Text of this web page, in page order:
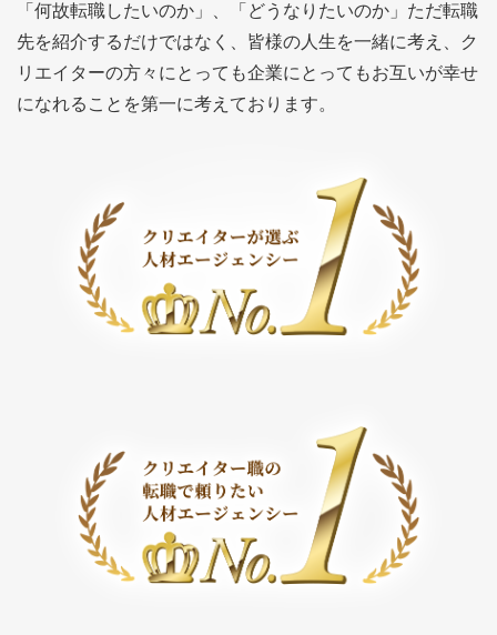
「何故転職したいのか」、「どうなりたいのか」ただ転職
先を紹介するだけではなく、皆様の人生を一緒に考え、ク
リエイターの方々にとっても企業にとってもお互いが幸せ
になれることを第一に考えております。